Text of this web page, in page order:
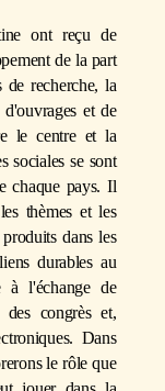
ont reçu de
de la part
de recherche, la
et de
le centre et la
sociales se sont
chaque pays. Il
thèmes et les
dans les
durables au
à l'échange de
des congrès et,
Dans
le rôle que